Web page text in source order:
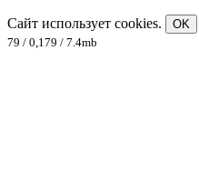
Сайт использует cookies.
OK
79 / 0,179 / 7.4mb